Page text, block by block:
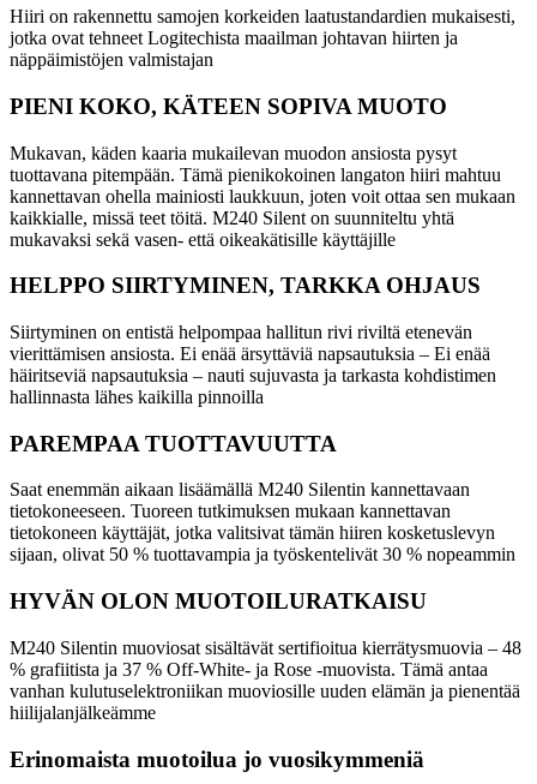
Hiiri on rakennettu samojen korkeiden laatustandardien mukaisesti,
jotka ovat tehneet Logitechista maailman johtavan hiirten ja
näppäimistöjen valmistajan
PIENI KOKO, KÄTEEN SOPIVA MUOTO
Mukavan, käden kaaria mukailevan muodon ansiosta pysyt
tuottavana pitempään. Tämä pienikokoinen langaton hiiri mahtuu
kannettavan ohella mainiosti laukkuun, joten voit ottaa sen mukaan
kaikkialle, missä teet töitä. M240 Silent on suunniteltu yhtä
mukavaksi sekä vasen- että oikeakätisille käyttäjille
HELPPO SIIRTYMINEN, TARKKA OHJAUS
Siirtyminen on entistä helpompaa hallitun rivi riviltä etenevän
vierittämisen ansiosta. Ei enää ärsyttäviä napsautuksia – Ei enää
häiritseviä napsautuksia – nauti sujuvasta ja tarkasta kohdistimen
hallinnasta lähes kaikilla pinnoilla
PAREMPAA TUOTTAVUUTTA
Saat enemmän aikaan lisäämällä M240 Silentin kannettavaan
tietokoneeseen. Tuoreen tutkimuksen mukaan kannettavan
tietokoneen käyttäjät, jotka valitsivat tämän hiiren kosketuslevyn
sijaan, olivat 50 % tuottavampia ja työskentelivät 30 % nopeammin
HYVÄN OLON MUOTOILURATKAISU
M240 Silentin muoviosat sisältävät sertifioitua kierrätysmuovia – 48
% grafiitista ja 37 % Off-White- ja Rose -muovista. Tämä antaa
vanhan kulutuselektroniikan muoviosille uuden elämän ja pienentää
hiilijalanjälkeämme
Erinomaista muotoilua jo vuosikymmeniä